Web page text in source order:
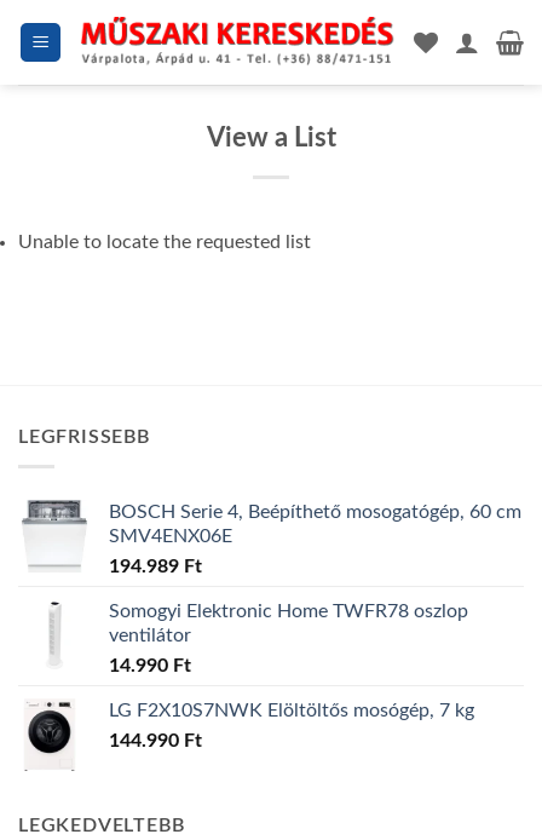
View a List
Unable to locate the requested list
LEGFRISSEBB
BOSCH Serie 4, Beépíthető mosogatógép, 60 cm
SMV4ENX06E
194.989 Ft
Somogyi Elektronic Home TWFR78 oszlop
ventilátor
14.990 Ft
LG F2X10S7NWK Elöltöltős mosógép, 7 kg
144.990 Ft
LEGKEDVELTEBB